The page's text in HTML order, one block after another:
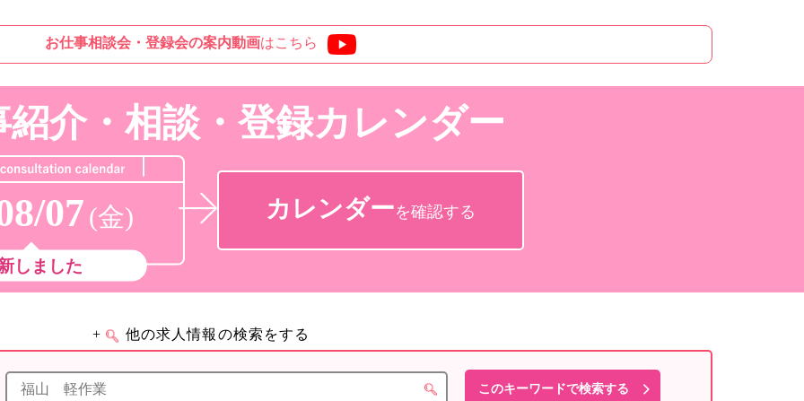
お仕事相談会・登録会の案内動画はこちら
紹介・相談・登録カレンダー
07 (金)
しました
カレンダーを確認する
+ 他の求人情報の検索をする